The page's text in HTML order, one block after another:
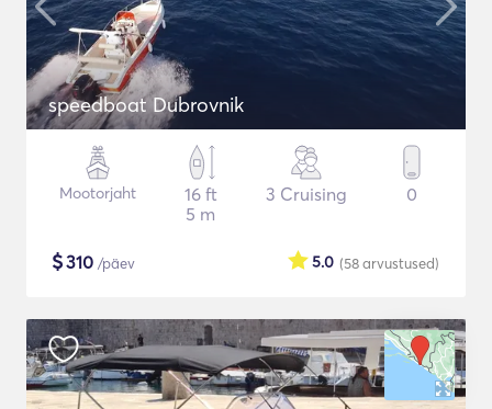
speedboat Dubrovnik
Mootorjaht
16 ft
5 m
3 Cruising 0
$310 /päev (58arvustused)
5.0